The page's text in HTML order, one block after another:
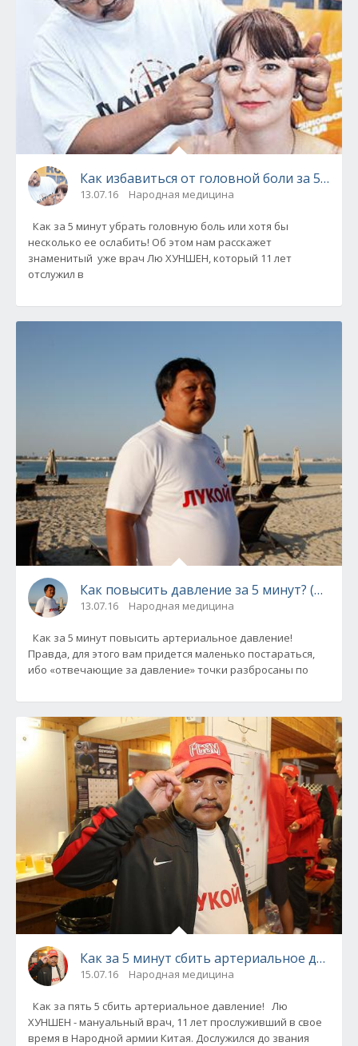
Как избавиться от головной боли за 5
13.07.16 Народная медицина
Как за 5 минут убрать головную боль или хотя бы
несколько ее ослабить! Об этом нам расскажет
знаменитый уже врач Лю ХУНШЕН, который 11 лет
отслужил в
Как повысить давление за 5 минут?
13.07.16 Народная медицина
Как за 5 минут повысить артериальное давление!
Правда, для этого вам придется маленько постараться,
ибо «отвечающие за давление» точки разбросаны по
Как за 5 минут сбить артериальное
15.07.16 Народная медицина
Как за пять 5 сбить артериальное давление! Лю
ХУНШЕН - мануальный врач, 11 лет прослуживший в свое
время в Народной армии Китая. Дослужился до звания